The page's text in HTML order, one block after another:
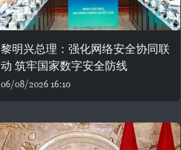
黎明兴总理：强化网络安全协同联
动 筑牢国家数字安全防线
06/08/2026 16:10